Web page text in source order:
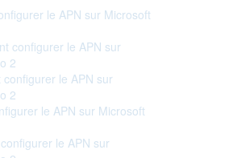
le APN sur Microsoft
configurer le APN sur
2
le APN sur
2
le APN sur Microsoft
le APN sur